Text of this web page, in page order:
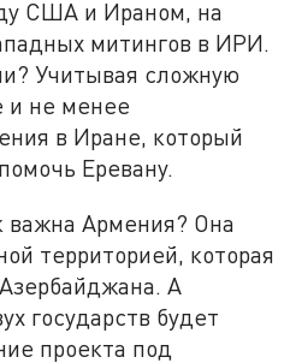
США и Ираном, на
митингов в ИРИ.
Учитывая сложную
и не менее
в Иране, который
Еревану.
важна Армения? Она
территорией, которая
А
государств будет
проекта под